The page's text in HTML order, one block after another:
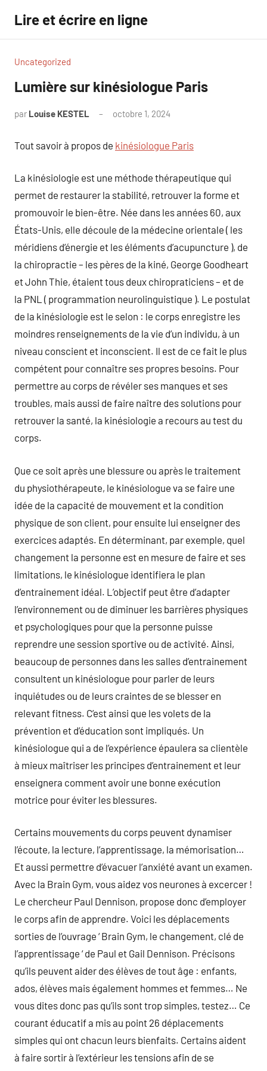
contenu
Lire et écrire en ligne
Uncategorized
Lumière sur kinésiologue Paris
par Louise KESTEL octobre 1, 2024
Tout savoir à propos de kinésiologue Paris
La kinésiologie est une méthode thérapeutique qui
permet de restaurer la stabilité, retrouver la forme et
promouvoir le bien-être. Née dans les années 60, aux
États-Unis, elle découle de la médecine orientale ( les
méridiens d’énergie et les éléments d’acupuncture ), de
la chiropractie – les pères de la kiné, George Goodheart
et John Thie, étaient tous deux chiropraticiens – et de
la PNL ( programmation neurolinguistique ). Le postulat
de la kinésiologie est le selon : le corps enregistre les
moindres renseignements de la vie d’un individu, à un
niveau conscient et inconscient. Il est de ce fait le plus
compétent pour connaître ses propres besoins. Pour
permettre au corps de révéler ses manques et ses
troubles, mais aussi de faire naître des solutions pour
retrouver la santé, la kinésiologie a recours au test du
corps.
Que ce soit après une blessure ou après le traitement
du physiothérapeute, le kinésiologue va se faire une
idée de la capacité de mouvement et la condition
physique de son client, pour ensuite lui enseigner des
exercices adaptés. En déterminant, par exemple, quel
changement la personne est en mesure de faire et ses
limitations, le kinésiologue identifiera le plan
d’entrainement idéal. L’objectif peut être d’adapter
l’environnement ou de diminuer les barrières physiques
et psychologiques pour que la personne puisse
reprendre une session sportive ou de activité. Ainsi,
beaucoup de personnes dans les salles d’entrainement
consultent un kinésiologue pour parler de leurs
inquiétudes ou de leurs craintes de se blesser en
relevant fitness. C’est ainsi que les volets de la
prévention et d’éducation sont impliqués. Un
kinésiologue qui a de l’expérience épaulera sa clientèle
à mieux maîtriser les principes d’entrainement et leur
enseignera comment avoir une bonne exécution
motrice pour éviter les blessures.
Certains mouvements du corps peuvent dynamiser
l’écoute, la lecture, l’apprentissage, la mémorisation…
Et aussi permettre d’évacuer l’anxiété avant un examen.
Avec la Brain Gym, vous aidez vos neurones à excercer !
Le chercheur Paul Dennison, propose donc d’employer
le corps afin de apprendre. Voici les déplacements
sorties de l’ouvrage ‘ Brain Gym, le changement, clé de
l’apprentissage ‘ de Paul et Gail Dennison. Précisons
qu’ils peuvent aider des élèves de tout âge : enfants,
ados, élèves mais également hommes et femmes… Ne
vous dites donc pas qu’ils sont trop simples, testez… Ce
courant éducatif a mis au point 26 déplacements
simples qui ont chacun leurs bienfaits. Certains aident
à faire sortir à l’extérieur les tensions afin de se